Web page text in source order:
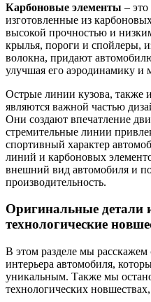
Карбоновые элементы –
изготовленные из
высокой прочностью и
крылья, пороги и спойлеры,
волокна, придают
улучшая его аэродинамику и
Острые линии кузова, также
являются важной частью
Они создают впечатление
стремительные линии
спортивный характер
линий и карбоновых
внешний вид автомобиля и
производительность.
Оригинальные детали
технологические
В этом разделе мы
интерьера автомобиля,
уникальным. Также мы
технологических